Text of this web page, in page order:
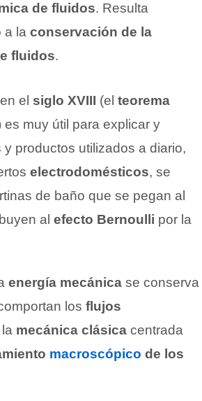
de fluidos. Resulta
a la conservación de la
fluidos.
el siglo XVIII (el teorema
es muy útil para explicar y
productos utilizados a diario,
electrodomésticos, se
de baño que se pegan al
al efecto Bernoulli por la
energía mecánica se conserva
los flujos
mecánica clásica centrada
macroscópico de los